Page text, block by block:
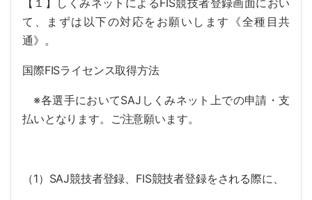
て、まずは以下の対応をお願いします《全種目共
通》。
国際FISライセンス取得方法
※各選手においてSAJしくみネット上での申請・支
払いとなります。ご注意願います。
（1）SAJ競技者登録、FIS競技者登録をされる際に、